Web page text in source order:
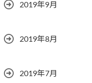
2019年9月
2019年8月
2019年7月